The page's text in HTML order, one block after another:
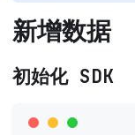
新增数据
初始化 SDK